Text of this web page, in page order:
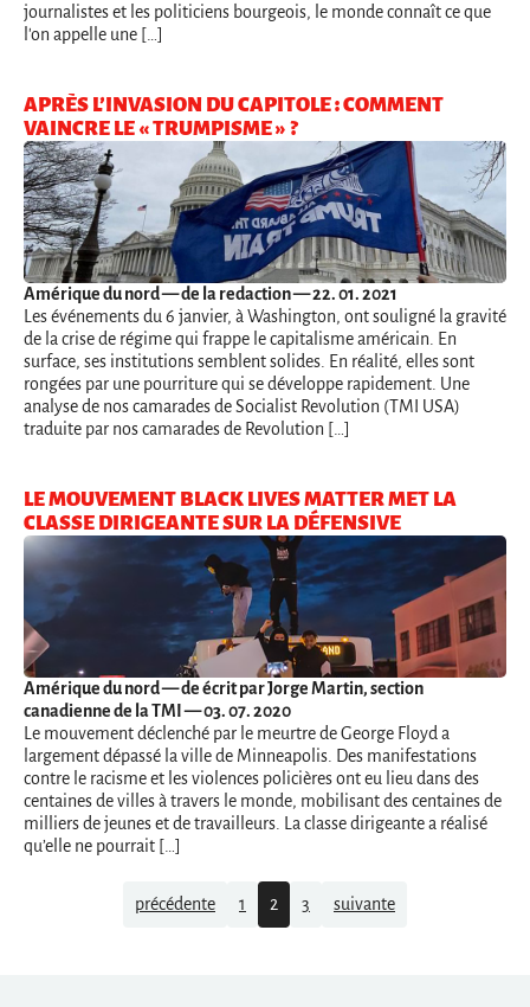
journalistes et les politiciens bourgeois, le monde connaît ce que
l'on appelle une […]
APRÈS L’INVASION DU CAPITOLE : COMMENT
VAINCRE LE « TRUMPISME » ?
Amérique du nord— de la redaction — 22. 01. 2021
Les événements du 6 janvier, à Washington, ont souligné la gravité
de la crise de régime qui frappe le capitalisme américain. En
surface, ses institutions semblent solides. En réalité, elles sont
rongées par une pourriture qui se développe rapidement. Une
analyse de nos camarades de Socialist Revolution (TMI USA)
traduite par nos camarades de Revolution […]
LE MOUVEMENT BLACK LIVES MATTER MET LA
CLASSE DIRIGEANTE SUR LA DÉFENSIVE
Amérique du nord— de écrit par Jorge Martin, section
canadienne de la TMI — 03. 07. 2020
Le mouvement déclenché par le meurtre de George Floyd a
largement dépassé la ville de Minneapolis. Des manifestations
contre le racisme et les violences policières ont eu lieu dans des
centaines de villes à travers le monde, mobilisant des centaines de
milliers de jeunes et de travailleurs. La classe dirigeante a réalisé
qu’elle ne pourrait […]
précédente 1 2 3 suivante